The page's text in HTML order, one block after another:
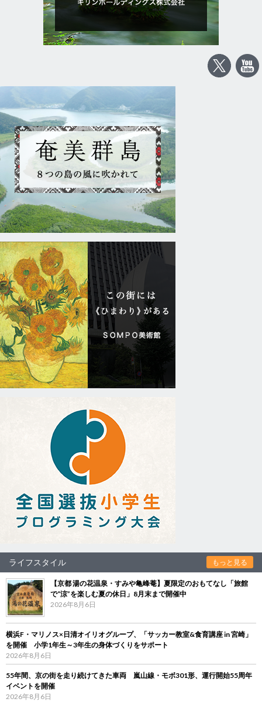
ライフスタイル もっと見る
【京都 湯の花温泉・すみや亀峰菴】夏限定のおもてなし「旅館
で“涼”を楽しむ夏の休日」8月末まで開催中
2026年8月6日
横浜F・マリノス×日清オイリオグループ、「サッカー教室&食育講座 in 宮崎」
を開催 小学1年生～3年生の身体づくりをサポート
2026年8月6日
55年間、京の街を走り続けてきた車両 嵐山線・モボ301形、運行開始55周年
イベントを開催
2026年8月6日